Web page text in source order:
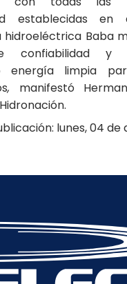
establecidas en
hidroeléctrica Baba
confiabilidad y
energía limpia
, manifestó
lunes, 04 de